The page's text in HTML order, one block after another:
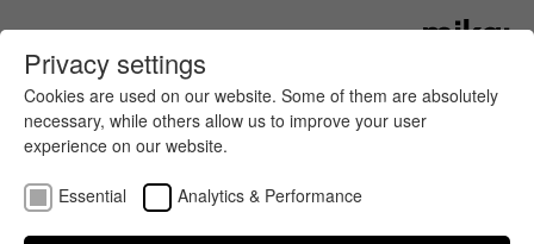
Privacy settings
Cookies are used on our website. Some of them are absolutely
necessary, while others allow us to improve your user
experience on our website.
Essential Analytics & Performance